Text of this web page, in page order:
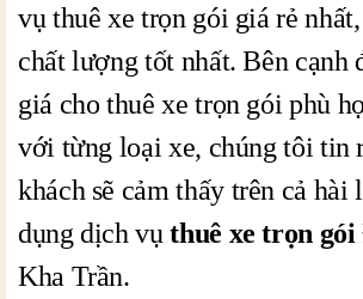
vụ thuê xe trọn gói giá rẻ
chất lượng tốt nhất. Bên cạnh
giá cho thuê xe trọn gói phù
với từng loại xe, chúng tôi tin
khách sẽ cảm thấy trên cả hài
dụng dịch vụthuê xe trọn
Kha Trần.